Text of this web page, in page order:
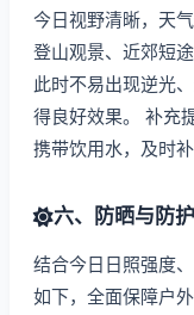
今日视野清晰，天
登山观景、近郊短
此时不易出现逆光
得良好效果。 补充
携带饮用水，及时
六、防晒与防护
结合今日日照强度
如下，全面保障户外